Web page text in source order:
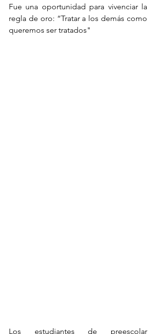
Fue una oportunidad para vivenciar la
regla de oro: “Tratar a los demás como
queremos ser tratados"
Los estudiantes de preescolar